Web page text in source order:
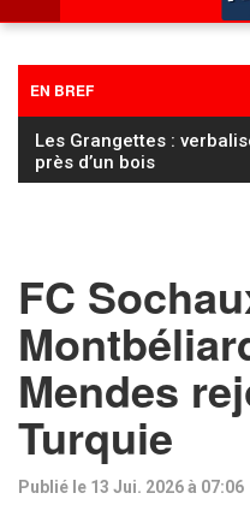
EN BREF
Les Grangettes :
près d’un bois
FC
Mendes
Turquie
Publié le 13 Jui. 2026 à 07:06